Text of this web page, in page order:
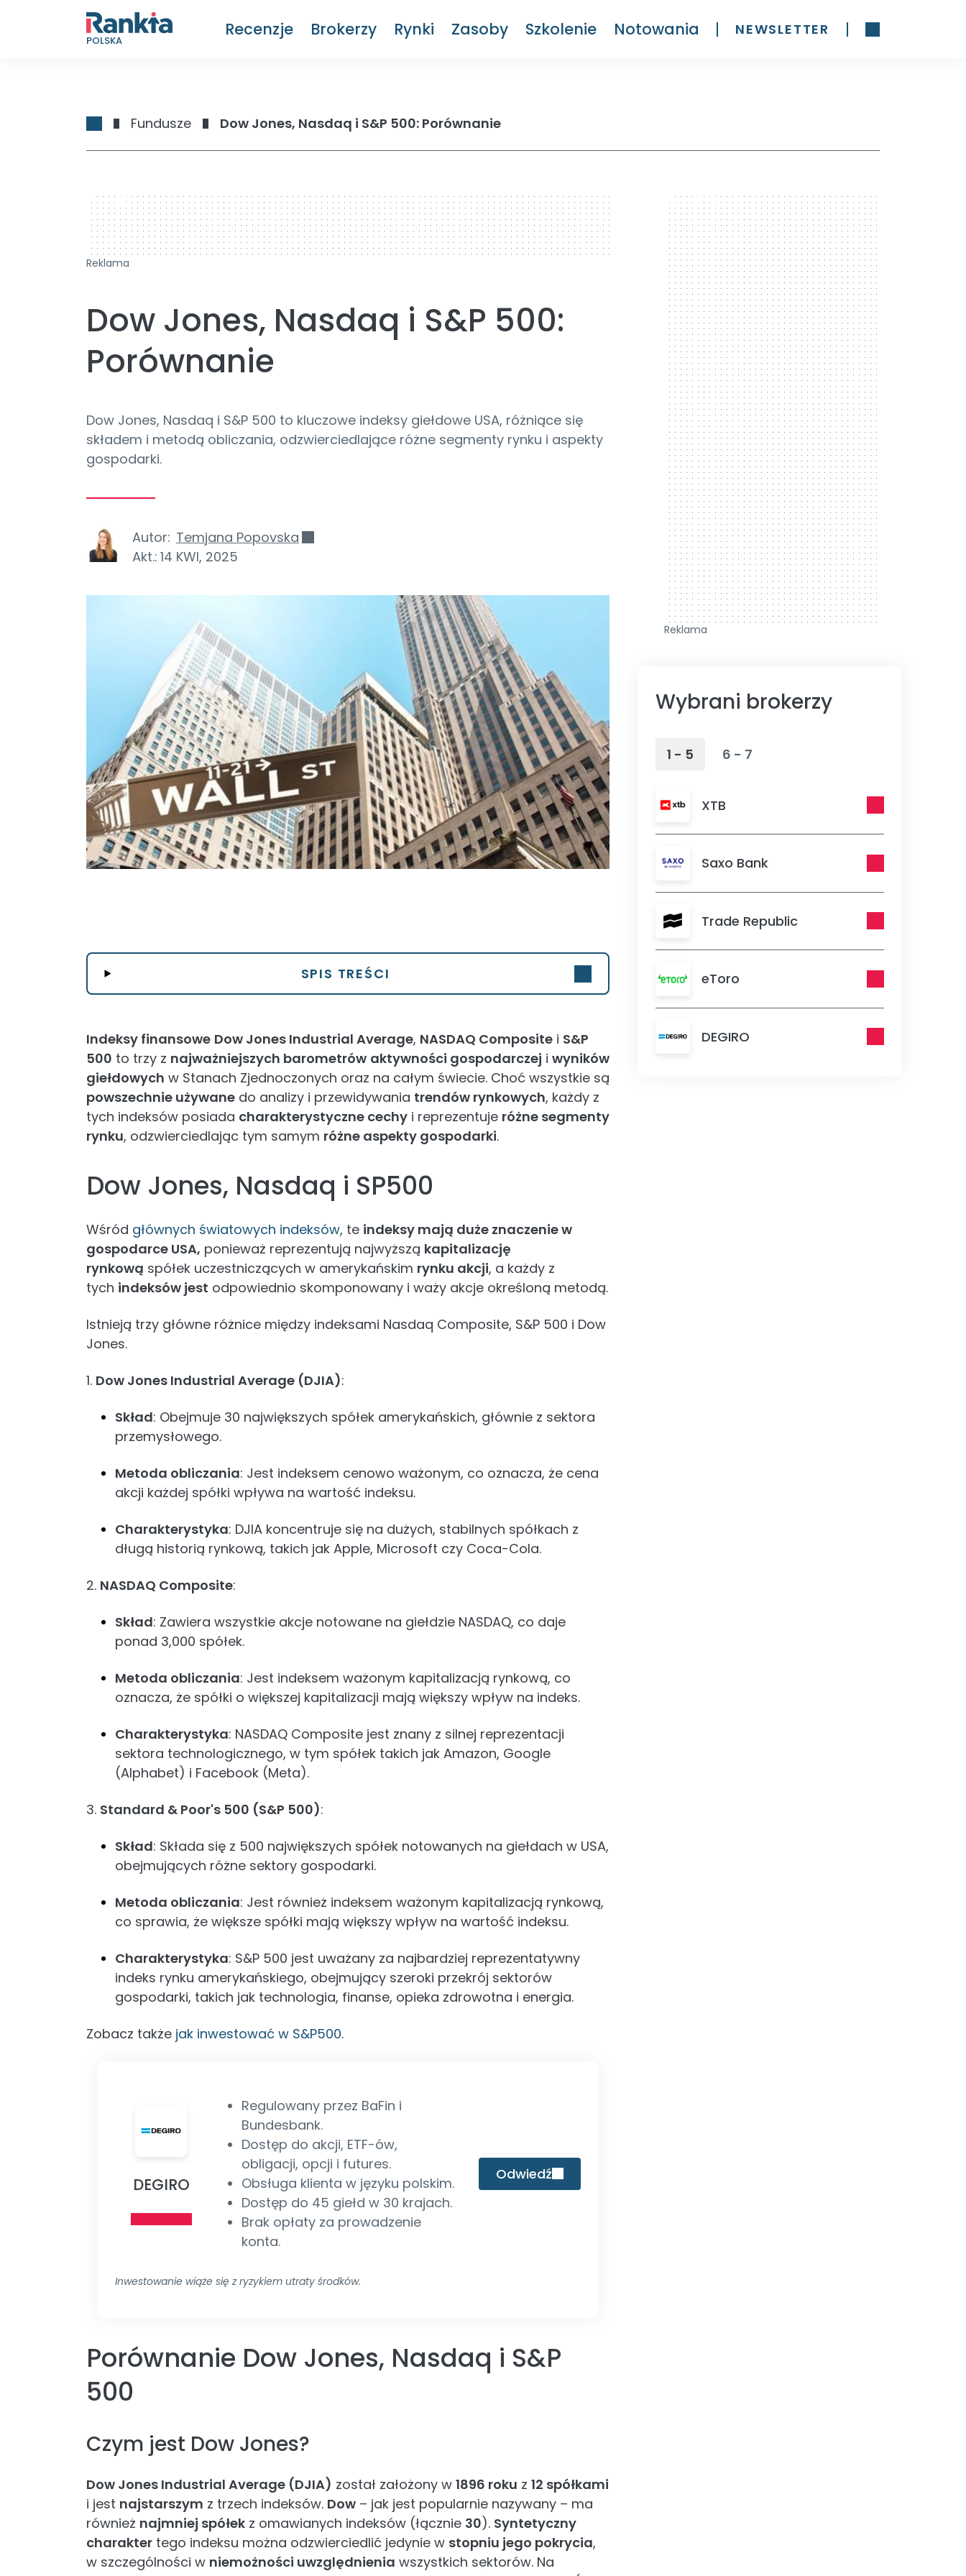
POLSKA
Recenzje Brokerzy Rynki Zasoby Szkolenie Notowania NEWSLETTER
Fundusze Dow Jones, Nasdaq i S&P 500: Porównanie
728 x 90
Reklama
Dow Jones, Nasdaq i S&P 500:
Porównanie
Dow Jones, Nasdaq i S&P 500 to kluczowe indeksy giełdowe USA, różniące się
składem i metodą obliczania, odzwierciedlające różne segmenty rynku i aspekty
gospodarki.
Autor: Temjana Popovska
Akt.: 14 KWI, 2025
SPIS TREŚCI
Indeksy finansowe Dow Jones Industrial Average, NASDAQ Composite i S&P
500 to trzy z najważniejszych barometrów aktywności gospodarczej i wyników
giełdowych w Stanach Zjednoczonych oraz na całym świecie. Choć wszystkie są
powszechnie używane do analizy i przewidywania trendów rynkowych, każdy z
tych indeksów posiada charakterystyczne cechy i reprezentuje różne segmenty
rynku, odzwierciedlając tym samym różne aspekty gospodarki.
Dow Jones, Nasdaq i SP500
Wśród głównych światowych indeksów, te indeksy mają duże znaczenie w
gospodarce USA, ponieważ reprezentują najwyższą kapitalizację
rynkową spółek uczestniczących w amerykańskim rynku akcji, a każdy z
tych indeksów jest odpowiednio skomponowany i waży akcje określoną metodą.
Istnieją trzy główne różnice między indeksami Nasdaq Composite, S&P 500 i Dow
Jones.
1. Dow Jones Industrial Average (DJIA):
Skład: Obejmuje 30 największych spółek amerykańskich, głównie z sektora
przemysłowego.
Metoda obliczania: Jest indeksem cenowo ważonym, co oznacza, że cena
akcji każdej spółki wpływa na wartość indeksu.
Charakterystyka: DJIA koncentruje się na dużych, stabilnych spółkach z
długą historią rynkową, takich jak Apple, Microsoft czy Coca-Cola.
2. NASDAQ Composite:
Skład: Zawiera wszystkie akcje notowane na giełdzie NASDAQ, co daje
ponad 3,000 spółek.
Metoda obliczania: Jest indeksem ważonym kapitalizacją rynkową, co
oznacza, że spółki o większej kapitalizacji mają większy wpływ na indeks.
Charakterystyka: NASDAQ Composite jest znany z silnej reprezentacji
sektora technologicznego, w tym spółek takich jak Amazon, Google
(Alphabet) i Facebook (Meta).
3. Standard & Poor's 500 (S&P 500):
Skład: Składa się z 500 największych spółek notowanych na giełdach w USA,
obejmujących różne sektory gospodarki.
Metoda obliczania: Jest również indeksem ważonym kapitalizacją rynkową,
co sprawia, że większe spółki mają większy wpływ na wartość indeksu.
Charakterystyka: S&P 500 jest uważany za najbardziej reprezentatywny
indeks rynku amerykańskiego, obejmujący szeroki przekrój sektorów
gospodarki, takich jak technologia, finanse, opieka zdrowotna i energia.
Zobacz także jak inwestować w S&P500.
DEGIRO
Regulowany przez BaFin i
Bundesbank.
Dostęp do akcji, ETF-ów,
obligacji, opcji i futures.
Obsługa klienta w języku polskim.
Dostęp do 45 giełd w 30 krajach.
Brak opłaty za prowadzenie
konta.
Odwiedź
Inwestowanie wiąże się z ryzykiem utraty środków.
Porównanie Dow Jones, Nasdaq i S&P
500
Czym jest Dow Jones?
Dow Jones Industrial Average (DJIA) został założony w 1896 roku z 12 spółkami
i jest najstarszym z trzech indeksów. Dow – jak jest popularnie nazywany – ma
również najmniej spółek z omawianych indeksów (łącznie 30). Syntetyczny
charakter tego indeksu można odzwierciedlić jedynie w stopniu jego pokrycia,
w szczególności w niemożności uwzględnienia wszystkich sektorów. Na
300 x 600
Reklama
Wybrani brokerzy
1 - 5 6 - 7
XTB
Saxo Bank
Trade Republic
eToro
DEGIRO